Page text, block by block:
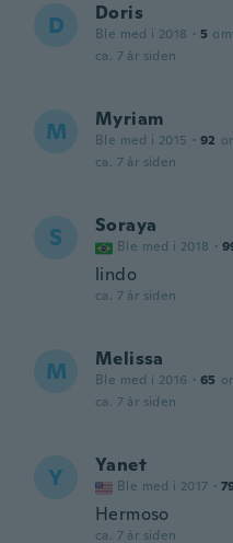
D Doris
Ble med i 2018 · 5
ca. 7 år siden
M Myriam
Ble med i 2015 · 92
ca. 7 år siden
S Soraya
Ble med i 2018 ·
lindo
ca. 7 år siden
M Melissa
Ble med i 2016 · 65
ca. 7 år siden
Y Yanet
Ble med i 2017 ·
Hermoso
ca. 7 år siden